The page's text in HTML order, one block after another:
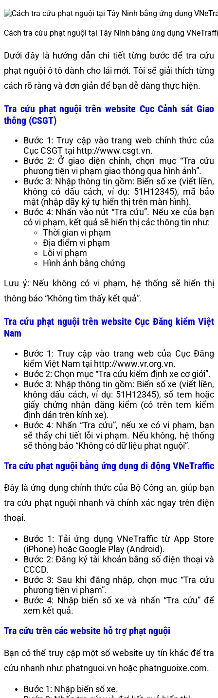
Cách tra cứu phạt nguội tại Tây Ninh bằng ứng dụng
Dưới đây là hướng dẫn chi tiết từng bước để tra cứu
phạt nguội ô tô dành cho lái mới. Tôi sẽ giải thích từng
cách rõ ràng và đơn giản để bạn dễ dàng thực hiện.
Tra cứu phạt nguội trên website Cục Cảnh sát Giao
thông (CSGT)
Bước 1: Truy cập vào trang web chính thức của
Cục CSGT tại http://www.csgt.vn.
Bước 2: Ở giao diện chính, chọn mục “Tra cứu
phương tiện vi phạm giao thông qua hình ảnh”.
Bước 3: Nhập thông tin gồm: Biển số xe (viết liền,
không có dấu cách, ví dụ: 51H12345), mã bảo
mật (nhập dãy ký tự hiển thị trên màn hình).
Bước 4: Nhấn vào nút “Tra cứu”. Nếu xe của bạn
có vi phạm, kết quả sẽ hiển thị các thông tin như:
Thời gian vi phạm
Địa điểm vi phạm
Lỗi vi phạm
Hình ảnh bằng chứng
Lưu ý: Nếu không có vi phạm, hệ thống sẽ hiển thị
thông báo “Không tìm thấy kết quả”.
Tra cứu phạt nguội trên website Cục Đăng kiểm Việt
Nam
Bước 1: Truy cập vào trang web của Cục Đăng
kiểm Việt Nam tại http://www.vr.org.vn.
Bước 2: Chọn mục “Tra cứu kiểm định xe cơ giới”.
Bước 3: Nhập thông tin gồm: Biển số xe (viết liền,
không dấu cách, ví dụ: 51H12345), số tem hoặc
giấy chứng nhận đăng kiểm (có trên tem kiểm
định dán trên kính xe).
Bước 4: Nhấn “Tra cứu”, nếu xe có vi phạm, bạn
sẽ thấy chi tiết lỗi vi phạm. Nếu không, hệ thống
sẽ thông báo “Không có dữ liệu phạt nguội”.
Tra cứu phạt nguội bằng ứng dụng di động VNeTraffic
Đây là ứng dụng chính thức của Bộ Công an, giúp bạn
tra cứu phạt nguội nhanh và chính xác ngay trên điện
thoại.
Bước 1: Tải ứng dụng VNeTraffic từ App Store
(iPhone) hoặc Google Play (Android).
Bước 2: Đăng ký tài khoản bằng số điện thoại và
CCCD.
Bước 3: Sau khi đăng nhập, chọn mục “Tra cứu
phương tiện vi phạm”.
Bước 4: Nhập biển số xe và nhấn “Tra cứu” để
xem kết quả.
Tra cứu trên các website hỗ trợ phạt nguội
Bạn có thể truy cập một số website uy tín khác để tra
cứu nhanh như: phatnguoi.vn hoặc phatnguoixe.com.
Bước 1: Nhập biển số xe.